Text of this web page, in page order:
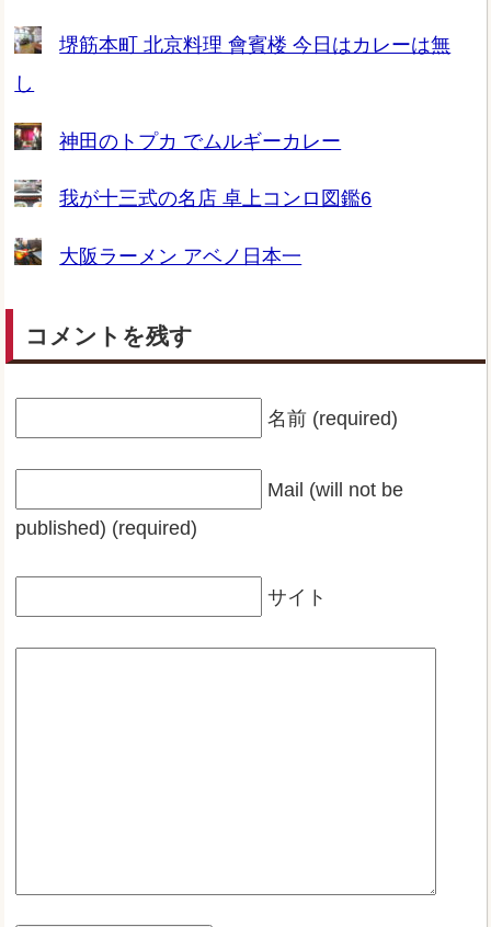
堺筋本町 北京料理 會賓楼 今日はカレーは無
し
神田のトプカ でムルギーカレー
我が十三式の名店 卓上コンロ図鑑6
大阪ラーメン アベノ日本一
コメントを残す
名前 (required)
Mail (will not be
published) (required)
サイト